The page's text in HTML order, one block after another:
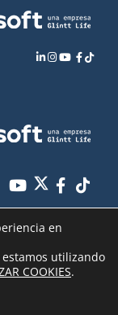
en
utilizando
COOKIES.